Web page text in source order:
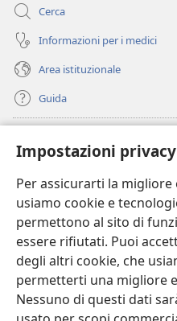
Impostazioni privacy
Per assicurarti la
usiamo cookie e
permettono al sito di
essere rifiutati. Puoi
degli altri cookie, che
permetterti una migliore
Nessuno di questi dati
Cerca
Informazioni per i medici
Area istituzionale
Guida
(apre
una
nuova
finestra)
BIBLIOTECA ONLINE
(apre
una
nuova
finestra)
JW Hub
(apre
una
nuova
finestra)
JW Library
Watchtower Library®